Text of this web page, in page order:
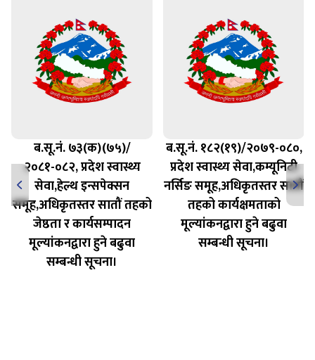
ब.सू.नं. ७३(क)(७५)/
२०८१-०८२, प्रदेश स्वास्थ्य
सेवा,हेल्थ इन्सपेक्सन
समूह,अधिकृतस्तर सातौं तहको
जेष्ठता र कार्यसम्पादन
मूल्यांकनद्वारा हुने बढुवा
सम्बन्धी सूचना।
ब.सू.नं. १८२(१९)/२०७९-०८०,
प्रदेश स्वास्थ्य सेवा,कम्यूनिटी
नर्सिङ समूह,अधिकृतस्तर सातौं
तहको कार्यक्षमताको
मूल्यांकनद्वारा हुने बढुवा
सम्बन्धी सूचना।